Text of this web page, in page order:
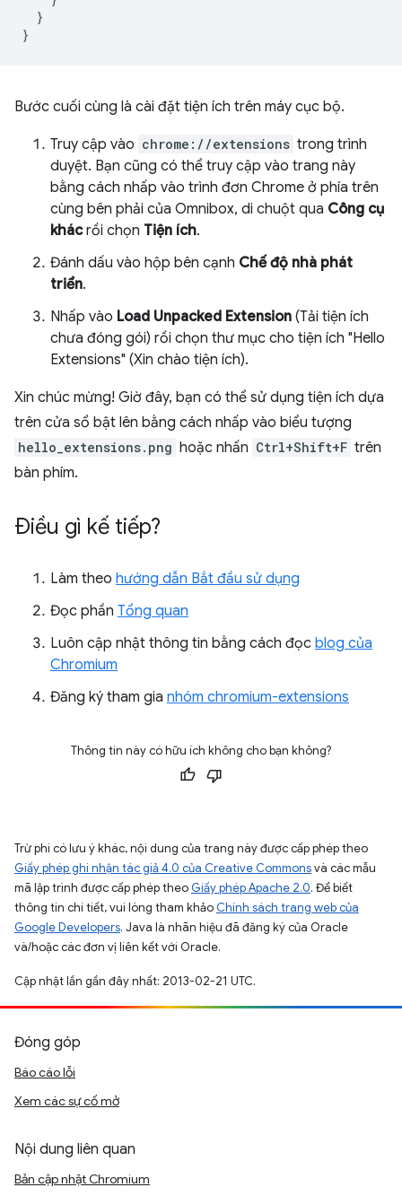
  }
Bước cuối cùng là cài đặt tiện ích trên máy cục bộ.
Truy cập vào chrome://extensions trong trình
duyệt. Bạn cũng có thể truy cập vào trang này
bằng cách nhấp vào trình đơn Chrome ở phía trên
cùng bên phải của Omnibox, di chuột qua Công cụ
khácrồi chọn Tiện ích.
Đánh dấu vào hộp bên cạnh Chế độ nhà phát
triển.
Nhấp vào Load Unpacked Extension (Tải tiện ích
chưa đóng gói) rồi chọn thư mục cho tiện ích "Hello
Extensions" (Xin chào tiện ích).
Xin chúc mừng! Giờ đây, bạn có thể sử dụng tiện ích dựa
trên cửa sổ bật lên bằng cách nhấp vào biểu tượng
hello_extensions.png hoặc nhấn Ctrl+Shift+F trên
bàn phím.
Ðiều gì kế tiếp?
Làm theo hướng dẫn Bắt đầu sử dụng
Đọc phần Tổng quan
Luôn cập nhật thông tin bằng cách đọc blog của
Chromium
Đăng ký tham gia nhóm chromium-extensions
Thông tin này có hữu ích không cho bạn không?
Trừ phi có lưu ý khác, nội dung của trang này được cấp phép theo
Giấy phép ghi nhận tác giả 4.0 của Creative Commonsvà các mẫu
mã lập trình được cấp phép theo Giấy phép Apache 2.0. Để biết
thông tin chi tiết, vui lòng tham khảo Chính sách trang web của
Google Developers. Java là nhãn hiệu đã đăng ký của Oracle
và/hoặc các đơn vị liên kết với Oracle.
Cập nhật lần gần đây nhất: 2013-02-21 UTC.
Đóng góp
Báo cáo lỗi
Xem các sự cố mở
Nội dung liên quan
Bản cập nhật Chromium